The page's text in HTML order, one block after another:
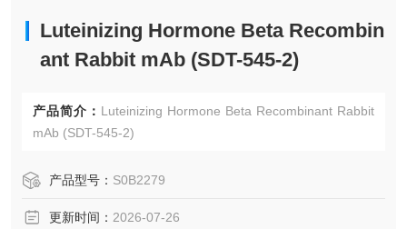
Luteinizing Hormone Beta Recombin
ant Rabbit mAb (SDT-545-2)
产品简介： Luteinizing Hormone Beta Recombinant Rabbit
mAb (SDT-545-2)
产品型号： S0B2279
更新时间： 2026-07-26